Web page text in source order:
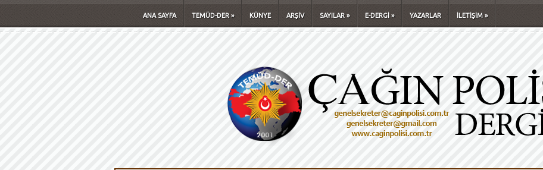
ANA SAYFA TEMÜD-DER » KÜNYE ARŞİV SAYILAR» E-DERGİ » YAZARLAR İLETİŞİM »